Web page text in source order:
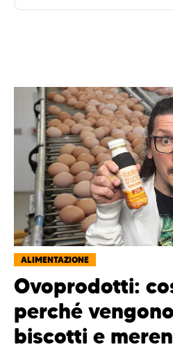
ALIMENTAZIONE
Ovoprodotti:
perché
biscotti e